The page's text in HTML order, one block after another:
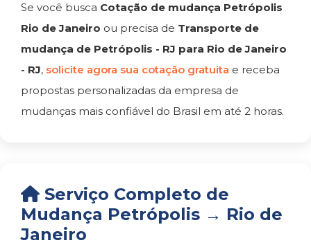
Se você busca Cotação de mudança Petrópolis
Rio de Janeiro ou precisa de Transporte de
mudança de Petrópolis - RJ para Rio de Janeiro
- RJ, solicite agora sua cotação gratuita e receba
propostas personalizadas da empresa de
mudanças mais confiável do Brasil em até 2 horas.
Serviço Completo de
Mudança Petrópolis → Rio de
Janeiro